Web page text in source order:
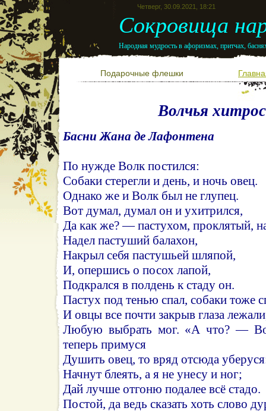
Четверг, 30.09.2021, 18:21
Сокровища
Народная мудрость в афоризмах, притчах,
Подарочные флешки
Волчья
Басни Жана де Лафонтена
По нужде Волк постился:
Собаки стерегли и день, и ночь овец.
Однако же и Волк был не глупец.
Вот думал, думал он и ухитрился,
Да как же? — пастухом, проклятый,
Надел пастуший балахон,
Накрыл себя пастушьей шляпой,
И, опершись о посох лапой,
Подкрался в полдень к стаду он.
Пастух под тенью спал, собаки тоже
И овцы все почти закрыв глаза
Любую выбрать мог. «А что? —
теперь примуся
Душить овец, то вряд отсюда
Начнут блеять, а я не унесу и ног;
Дай лучше отгоню подалее всё стадо.
Постой, да ведь сказать хоть слово